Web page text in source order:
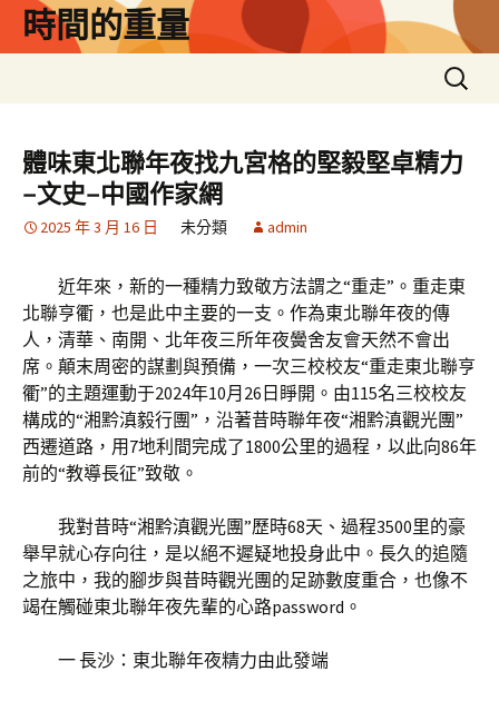
時間的重量
搜
尋
鍵
字:
體味東北聯年夜找九宮格的堅毅堅卓精力
–文史–中國作家網
2025 年 3 月 16 日 未分類 admin
近年來，新的一種精力致敬方法謂之“重走”。重走東
北聯亨衢，也是此中主要的一支。作為東北聯年夜的傳
人，清華、南開、北年夜三所年夜黌舍友會天然不會出
席。顛末周密的謀劃與預備，一次三校校友“重走東北聯亨
衢”的主題運動于2024年10月26日睜開。由115名三校校友
構成的“湘黔滇毅行團”，沿著昔時聯年夜“湘黔滇觀光團”
西遷道路，用7地利間完成了1800公里的過程，以此向86年
前的“教導長征”致敬。
我對昔時“湘黔滇觀光團”歷時68天、過程3500里的豪
舉早就心存向往，是以絕不遲疑地投身此中。長久的追隨
之旅中，我的腳步與昔時觀光團的足跡數度重合，也像不
竭在觸碰東北聯年夜先輩的心路password。
一 長沙：東北聯年夜精力由此發端